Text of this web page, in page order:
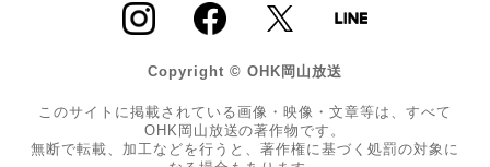
Copyright © OHK岡山放送
このサイトに掲載されている画像・映像・文章等は、すべて
OHK岡山放送の著作物です。
無断で転載、加工などを行うと、著作権に基づく処罰の対象に